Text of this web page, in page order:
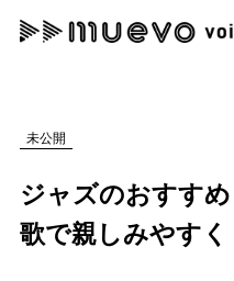
記事を検索する
"読者の声を形にする”
未公開
ジャズのおすす
歌で親しみやすく